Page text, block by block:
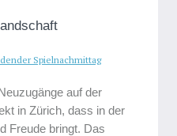
auf der
in Zürich, dass in der
Freude bringt. Das